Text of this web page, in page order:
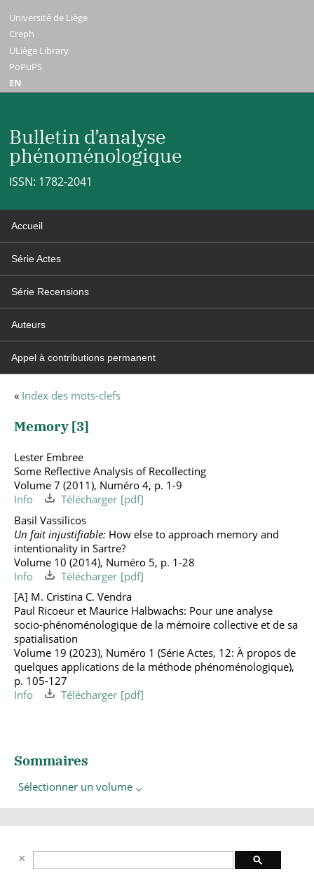
Université de Liège
Creph
ULiège Library
PoPuPS
EN
Bulletin d’analyse
phénoménologique
ISSN: 1782-2041
Accueil
Série Actes
Série Recensions
Auteurs
Appel à contributions permanent
« Index des mots-clefs
Memory [3]
Lester Embree
Some Reflective Analysis of Recollecting
Volume 7 (2011), Numéro 4, p. 1-9
Info
Télécharger
Basil Vassilicos
Un fait injustifiable: How else to approach memory and
intentionality in Sartre?
Volume 10 (2014), Numéro 5, p. 1-28
Info
Télécharger
[A] M. Cristina C. Vendra
Paul Ricoeur et Maurice Halbwachs: Pour une analyse
socio-phénoménologique de la mémoire collective et de sa
spatialisation
Volume 19 (2023), Numéro 1 (Série Actes, 12: À propos de
quelques applications de la méthode phénoménologique),
p. 105-127
Info
Télécharger
Sommaires
Sélectionner un volume